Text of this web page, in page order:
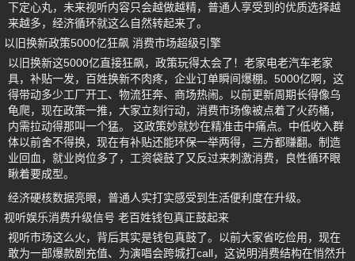
下定心丸，未来视听内容只会越做越精，普通人享受到的优质选择越
来越多，经济循环就这么自然转起来了。
以旧换新政策5000亿狂飙 消费市场超级引擎
以旧换新这5000亿直接狂飙，政策玩得太会了！老家电老汽车老家
具，补贴一发，百姓换新不肉疼，企业订单瞬间爆棚。5000亿啊，这
得带动多少工厂开工、物流狂奔、商场热闹。以前更新周期长得像乌
龟爬，现在政策一推，大家立刻行动，消费市场像被点着了火药桶，
内需拉动得那叫一个猛。 这政策妙就妙在精准击中痛点。中低收入群
体以前舍不得换，现在有补贴还能环保一举两得，三方都赚翻。制造
业回血，就业岗位多了，工资袋鼓了又反过来刺激消费，良性循环眼
瞅着要成型。
经济硬核数据亮眼，普通人实打实感受到生活便利度在升级。
视听娱乐消费升级信号 老百姓钱包真正鼓起来
视听市场这么火，背后其实是钱包真鼓了。以前大家省吃俭用，现在
敢为一部爆款剧充值、为演唱会跨城打call，这说明消费结构在悄然升